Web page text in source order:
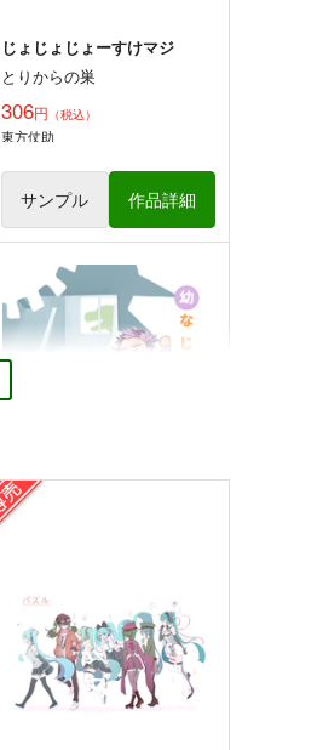
オリジナル 宙愛 倉戸タマ
じょじょじょーすけマジ
とりからの巣
306円 （税込）
東方仗助
サンプル 作品詳細
幼なじみがティラノサウルス6
とりからの巣
330円（税込）
寺埜樹羅